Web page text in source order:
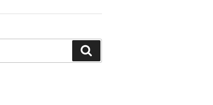
索